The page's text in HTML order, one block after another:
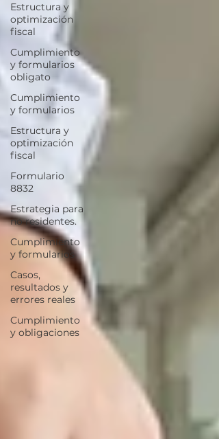
Estructura y
optimización
fiscal
Cumplimiento
y formularios
obligato
Cumplimiento
y formularios
Estructura y
optimización
fiscal
Formulario
8832
Estrategia para
no residentes.
Cumplimiento
y formularios
Casos,
resultados y
errores reales
Cumplimiento
y obligaciones